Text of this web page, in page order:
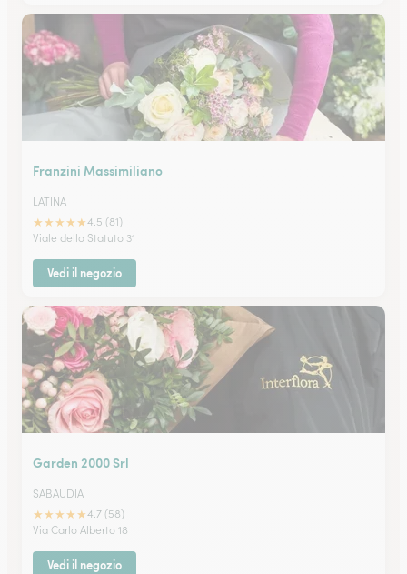
Franzini Massimiliano
LATINA
★★★★★4.5 (81)
Viale dello Statuto 31
Vedi il negozio
Garden 2000 Srl
SABAUDIA
★★★★★4.7 (58)
Via Carlo Alberto 18
Vedi il negozio